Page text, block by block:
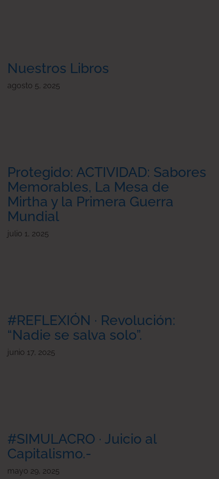
Nuestros Libros
agosto 5, 2025
Protegido: ACTIVIDAD: Sabores
Memorables, La Mesa de
Mirtha y la Primera Guerra
Mundial
julio 1, 2025
#REFLEXIÓN · Revolución:
“Nadie se salva solo”.
junio 17, 2025
#SIMULACRO · Juicio al
Capitalismo.-
mayo 29, 2025